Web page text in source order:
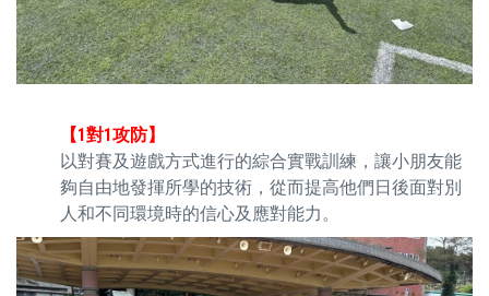
【1對1攻防】
以對賽及遊戲方式進行的綜合實戰訓練，讓小朋友能
夠自由地發揮所學的技術，從而提高他們日後面對別
人和不同環境時的信心及應對能力。